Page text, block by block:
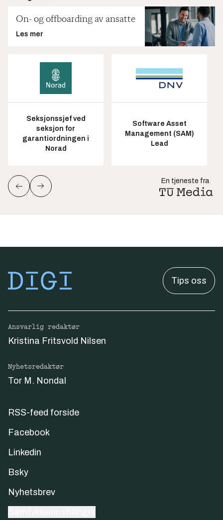
On- og offboarding av ansatte
Les mer
Seksjonssjef ved
seksjon for
garantiordningen i
Norad
Software Asset
Management (SAM)
Lead
En tjeneste fra
Tips oss
Ansvarlig redaktør
Kristina Fritsvold Nilsen
Nyhetsredaktør
Tor M. Nondal
RSS-feed forside
Facebook
Linkedin
Bsky
Nyhetsbrev